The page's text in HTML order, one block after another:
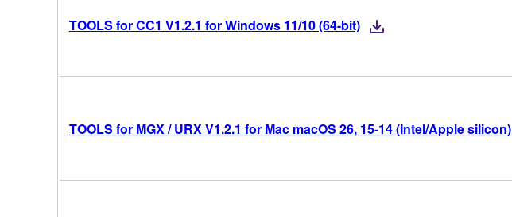
TOOLS for CC1 V1.2.1 for Windows 11/10 (64-bit)
TOOLS for MGX / URX V1.2.1 for Mac macOS 26, 15-14 (Intel/Apple silicon)